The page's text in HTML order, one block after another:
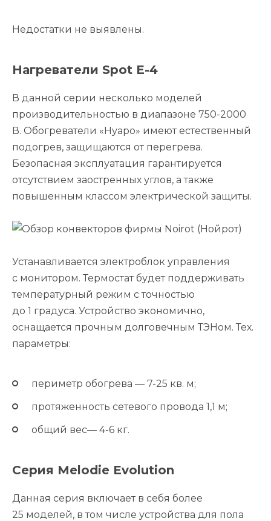
Недостатки не выявлены.
Нагреватели Spot E-4
В данной серии несколько моделей
производительностью в диапазоне 750-2000
В. Обогреватели «Нуаро» имеют естественный
подогрев, защищаются от перегрева.
Безопасная эксплуатация гарантируется
отсутствием заостренных углов, а также
повышенным классом электрической защиты.
Устанавливается электроблок управления
с монитором. Термостат будет поддерживать
температурный режим с точностью
до 1 градуса. Устройство экономично,
оснащается прочным долговечным ТЭНом. Тех.
параметры:
периметр обогрева — 7-25 кв. м;
протяженность сетевого провода 1,1 м;
общий вес— 4-6 кг.
Серия Melodie Evolution
Данная серия включает в себя более
25 моделей, в том числе устройства для пола